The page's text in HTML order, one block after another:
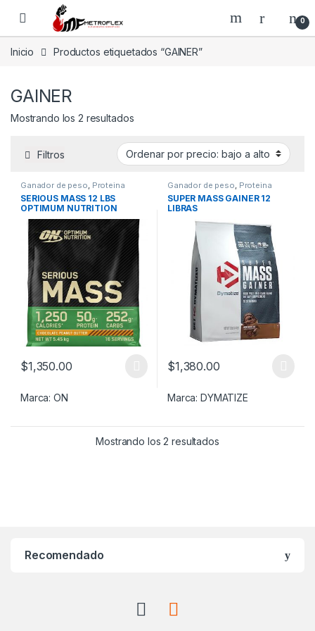
Saltar a la navegación
Saltar al contenido
0
Inicio Productos etiquetados “GAINER”
GAINER
Mostrando los 2 resultadosOrdenado por precio: bajo a alto
Filtros
Ganador de peso, Proteina
SERIOUS MASS 12 LBS
OPTIMUM NUTRITION
$1,350.00
Este producto tiene múltiples variantes. Las opciones se
Marca:ON
Ganador de peso, Proteina
SUPER MASS GAINER 12
LIBRAS
$1,380.00
Este producto tiene múltiples
Marca:DYMATIZE
Mostrando los 2 resultadosOrdenado por
Recomendado